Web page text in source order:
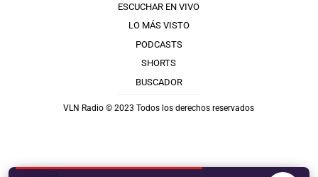
ESCUCHAR EN VIVO
LO MÁS VISTO
PODCASTS
SHORTS
BUSCADOR
VLN Radio © 2023 Todos los derechos reservados